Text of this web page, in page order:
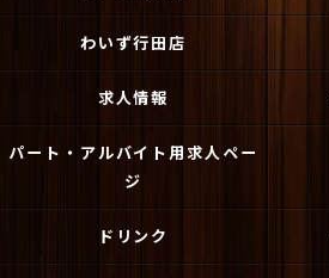
わいず行田店
求人情報
パート・アルバイト用求人ペー
ジ
ドリンク